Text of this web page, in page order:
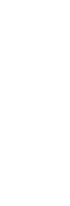
およびユーザー
ログ投稿、また
フェースを使用
また、編集した
ード –